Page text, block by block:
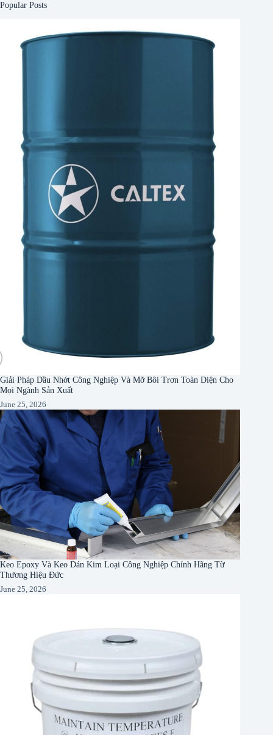
Popular Posts
Giải Pháp Dầu Nhớt Công Nghiệp Và Mỡ Bôi Trơn Toàn Diện Cho
Mọi Ngành Sản Xuất
June 25, 2026
Keo Epoxy Và Keo Dán Kim Loại Công Nghiệp Chính Hãng Từ
Thương Hiệu Đức
June 25, 2026